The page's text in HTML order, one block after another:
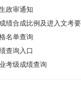
政审通知
绩合成比例及进入文考
名单查询
查询入口
考级成绩查询